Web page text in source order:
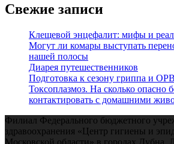
Свежие записи
Клещевой энцефалит: мифы и
Могут ли комары выступать
нашей полосы
Диарея путешественников
Подготовка к сезону гриппа и
Токсоплазмоз. На сколько опасно
контактировать с домашними
Филиал Федерального бюджетного
здравоохранения «Центр гигиены и
Московской области» в городах Дубна,